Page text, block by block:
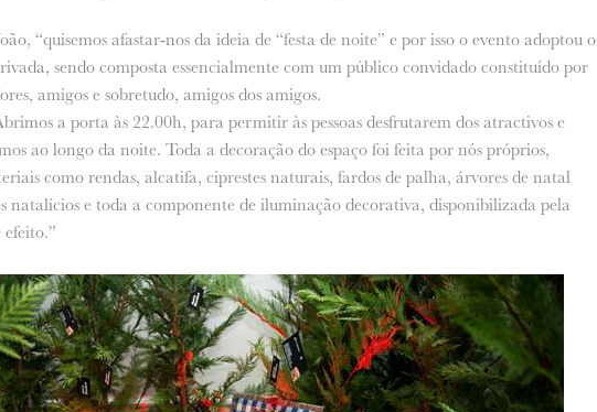
“quisemos afastar-nos da ideia de “festa de noite” e por isso o evento adoptou o
sendo composta essencialmente com um público convidado constituído por
amigos e sobretudo, amigos dos amigos.
a porta às 22.00h, para permitir às pessoas desfrutarem dos atractivos e
ao longo da noite. Toda a decoração do espaço foi feita por nós próprios,
como rendas, alcatifa, ciprestes naturais, fardos de palha, árvores de natal
natalícios e toda a componente de iluminação decorativa, disponibilizada pela
efeito.”